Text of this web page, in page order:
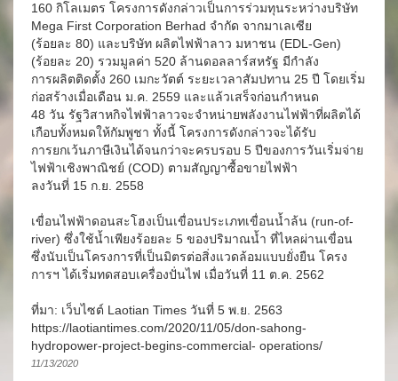
160 กิโลเมตร โครงการดังกล่าวเป็นการร่วมทุนระหว่างบริษัท
Mega First Corporation Berhad จำกัด จากมาเลเซีย
(ร้อยละ 80) และบริษัท ผลิตไฟฟ้าลาว มหาชน (EDL-Gen)
(ร้อยละ 20) รวมมูลค่า 520 ล้านดอลลาร์สหรัฐ มีกำลัง
การผลิตติดตั้ง 260 เมกะวัตต์ ระยะเวลาสัมปทาน 25 ปี โดยเริ่ม
ก่อสร้างเมื่อเดือน ม.ค. 2559 และแล้วเสร็จก่อนกำหนด
48 วัน รัฐวิสาหกิจไฟฟ้าลาวจะจำหน่ายพลังงานไฟฟ้าที่ผลิตได้
เกือบทั้งหมดให้กัมพูชา ทั้งนี้ โครงการดังกล่าวจะได้รับ
การยกเว้นภาษีเงินได้จนกว่าจะครบรอบ 5 ปีของการวันเริ่มจ่าย
ไฟฟ้าเชิงพาณิชย์ (COD) ตามสัญญาซื้อขายไฟฟ้า
ลงวันที่ 15 ก.ย. 2558
เขื่อนไฟฟ้าดอนสะโฮงเป็นเขื่อนประเภทเขื่อนน้ำล้น (run-of-
river) ซึ่งใช้น้ำเพียงร้อยละ 5 ของปริมาณน้ำ ที่ไหลผ่านเขื่อน
ซึ่งนับเป็นโครงการที่เป็นมิตรต่อสิ่งแวดล้อมแบบยั่งยืน โครง
การฯ ได้เริ่มทดสอบเครื่องปั่นไฟ เมื่อวันที่ 11 ต.ค. 2562
ที่มา: เว็บไซต์ Laotian Times วันที่ 5 พ.ย. 2563
https://laotiantimes.com/2020/11/05/don-sahong-
hydropower-project-begins-commercial- operations/
11/13/2020